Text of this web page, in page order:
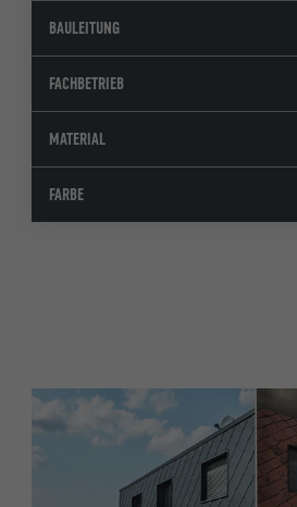
BAULEITUNG
FACHBETRIEB
MATERIAL
FARBE